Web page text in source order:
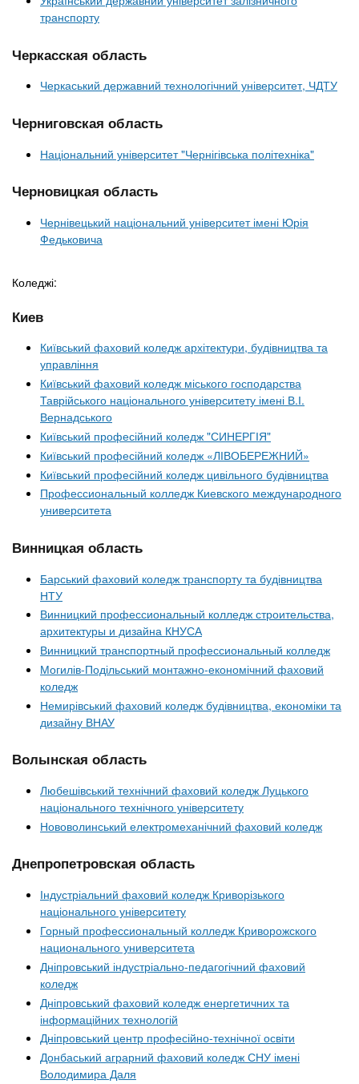
транспорту
Черкасская область
Черкаський державний технологічний університет, ЧДТУ
Черниговская область
Національний університет "Чернігівська політехніка"
Черновицкая область
Чернівецький національний університет імені Юрія
Федьковича
Коледжі:
Киев
Київський фаховий коледж архітектури, будівництва та
управління
Київський фаховий коледж міського господарства
Таврійського національного університету імені В.І.
Вернадського
Київський професійний коледж "СИНЕРГІЯ"
Київський професійний коледж «ЛІВОБЕРЕЖНИЙ»
Київський професійний коледж цивільного будівництва
Профессиональный колледж Киевского международного
университета
Винницкая область
Барський фаховий коледж транспорту та будівництва
НТУ
Винницкий профессиональный колледж строительства,
архитектуры и дизайна КНУСА
Винницкий транспортный профессиональный колледж
Могилів-Подільський монтажно-економічний фаховий
коледж
Немирівський фаховий коледж будівництва, економіки та
дизайну ВНАУ
Волынская область
Любешівський технічний фаховий коледж Луцького
національного технічного університету
Нововолинський електромеханічний фаховий коледж
Днепропетровская область
Індустріальний фаховий коледж Криворізького
національного університету
Горный профессиональный колледж Криворожского
национального университета
Дніпровський індустріально-педагогічний фаховий
коледж
Дніпровський фаховий коледж енергетичних та
інформаційних технологій
Дніпровський центр професійно-технічної освіти
Донбаський аграрний фаховий коледж СНУ імені
Володимира Даля